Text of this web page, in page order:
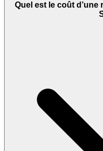
Quel est le coût d’une